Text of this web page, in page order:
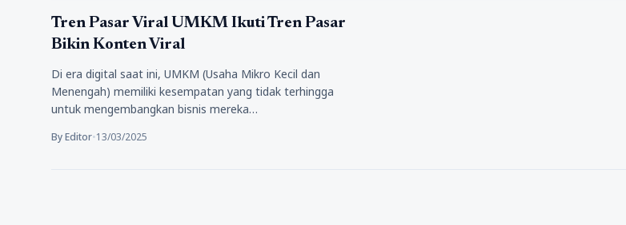
Tips Marketing
Tren Pasar Viral UMKM Ikuti Tren Pasar
Bikin Konten Viral
Di era digital saat ini, UMKM (Usaha Mikro Kecil dan
Menengah) memiliki kesempatan yang tidak terhingga
untuk mengembangkan bisnis mereka…
By Editor•13/03/2025